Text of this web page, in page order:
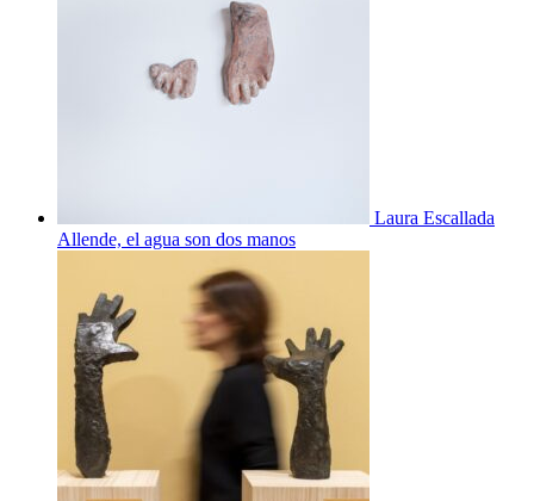
Laura Escallada
Allende, el agua son dos manos